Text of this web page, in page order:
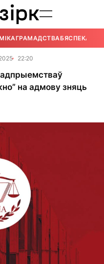
ГРАМАДСТВАБЯСПЕКА
22:20
на адмову зняць